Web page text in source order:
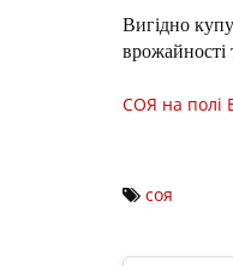
Вигідно
врожайності
СОЯ на полі
соя